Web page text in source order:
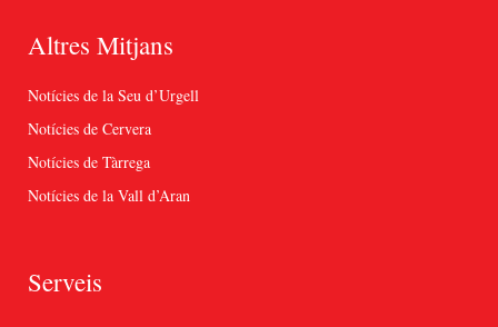
Altres Mitjans
Notícies de la Seu d’Urgell
Notícies de Cervera
Notícies de Tàrrega
Notícies de la Vall d’Aran
Serveis